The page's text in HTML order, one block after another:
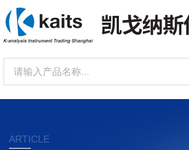
ARTICLE